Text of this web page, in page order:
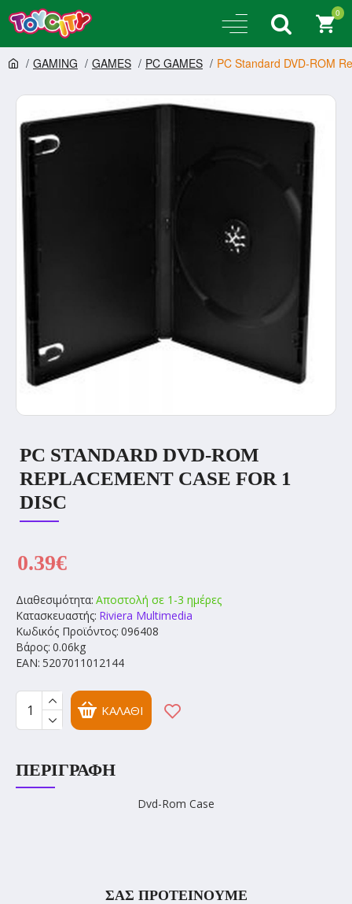
0
GAMING GAMES PC GAMES PC Standard DVD-ROM
PC STANDARD DVD-ROM
REPLACEMENT CASE FOR 1
DISC
Διαθεσιμότητα: Αποστολή σε 1-3 ημέρες
Κατασκευαστής: Riviera Multimedia
Κωδικός Προϊόντος: 096408
Βάρος: 0.06kg
EAN: 5207011012144
0.39€
ΚΑΛΆΘΙ
ΠΕΡΙΓΡΑΦΉ
Dvd-Rom Case
ΣΑΣ ΠΡΟΤΕΙΝΟΥΜΕ